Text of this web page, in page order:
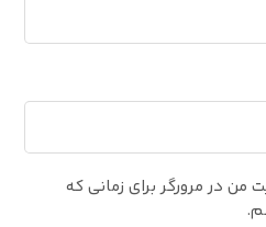
من در مرورگر برای زمانی که